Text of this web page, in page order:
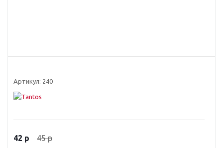
Артикул: 240
42 р 45р